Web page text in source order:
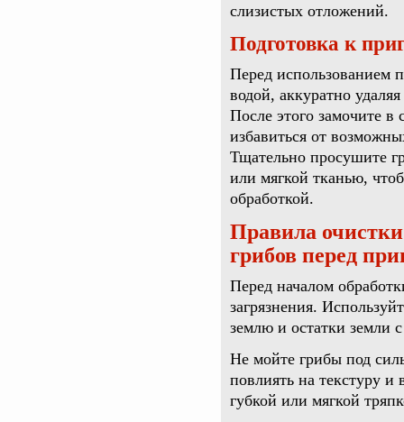
слизистых отложений.
Подготовка к
Перед использованием
водой, аккуратно
После этого замочите
избавиться от
Тщательно просушите
или мягкой тканью,
обработкой.
Правила
грибов перед
Перед началом
загрязнения.
землю и остатки земли
Не мойте грибы под
повлиять на текстуру и
губкой или мягкой